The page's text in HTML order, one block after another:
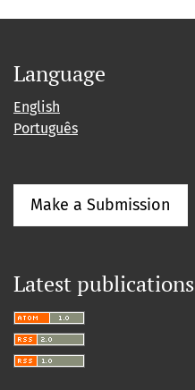
Language
English
Português
Make a Submission
Latest publications